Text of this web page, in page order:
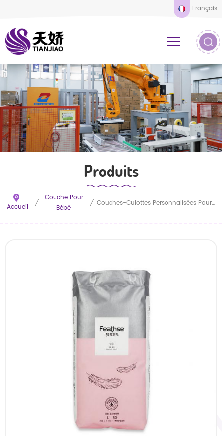
Français
Produits
Accueil /
Couche Pour
Bébé
/ Couches-Culottes Personnalisées Pour Nouveau-Nés, Ultra-Douces, Respirantes Et Super Absorbantes Avec Barrière Anti-Fuites Sécurisée.